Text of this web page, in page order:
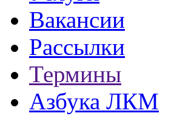
Вакансии
Рассылки
Термины
Азбука ЛКМ